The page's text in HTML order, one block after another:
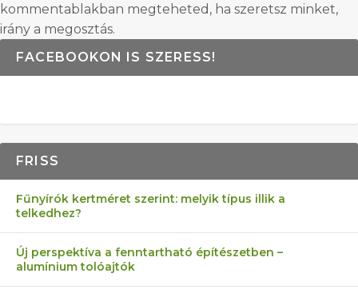
kommentablakban megteheted, ha szeretsz minket,
irány a megosztás.
FACEBOOKON IS SZERESS!
FRISS
Fűnyírók kertméret szerint: melyik típus illik a
telkedhez?
Új perspektíva a fenntartható építészetben –
alumínium tolóajtók